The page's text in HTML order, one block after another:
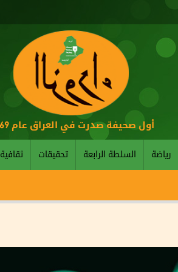
أول صحيفة صدرت في العراق عام 1869 م
رياضة السلطة الرابعة تحقيقات ثقافية